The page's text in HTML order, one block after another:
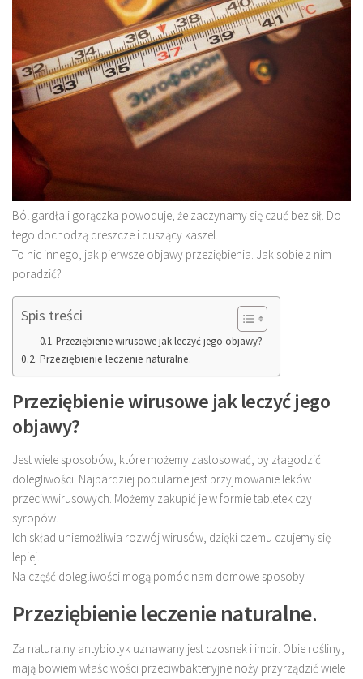
Ból gardła i gorączka powoduje, że zaczynamy się czuć bez sił. Do
tego dochodzą dreszcze i duszący kaszel.
To nic innego, jak pierwsze objawy przeziębienia. Jak sobie z nim
poradzić?
Spis treści
Przeziębienie wirusowe jak leczyć jego objawy?
Przeziębienie leczenie naturalne.
Przeziębienie wirusowe jak leczyć jego
objawy?
Jest wiele sposobów, które możemy zastosować, by złagodzić
dolegliwości. Najbardziej popularne jest przyjmowanie leków
przeciwwirusowych. Możemy zakupić je w formie tabletek czy
syropów.
Ich skład uniemożliwia rozwój wirusów, dzięki czemu czujemy się
lepiej.
Na część dolegliwości mogą pomóc nam domowe sposoby
Przeziębienie leczenie naturalne.
Za naturalny antybiotyk uznawany jest czosnek i imbir. Obie rośliny,
mają bowiem właściwości przeciwbakteryjne noży przyrządzić wiele